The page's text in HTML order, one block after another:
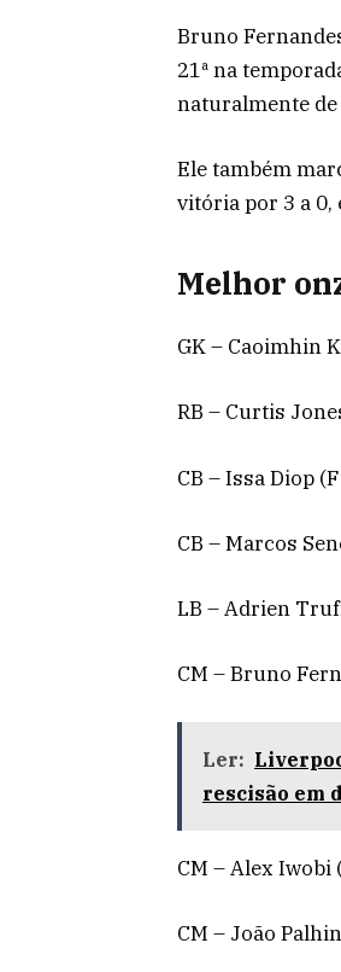
Bruno
21ª na
naturalmente de
Ele também
vitória por 3 a 0,
Melhor
GK – Caoimhin
RB – Curtis
CB – Issa Diop
CB – Marcos
LB – Adrien
CM – Bruno
Ler:
rescisão em
CM – Alex Iwobi
CM – João